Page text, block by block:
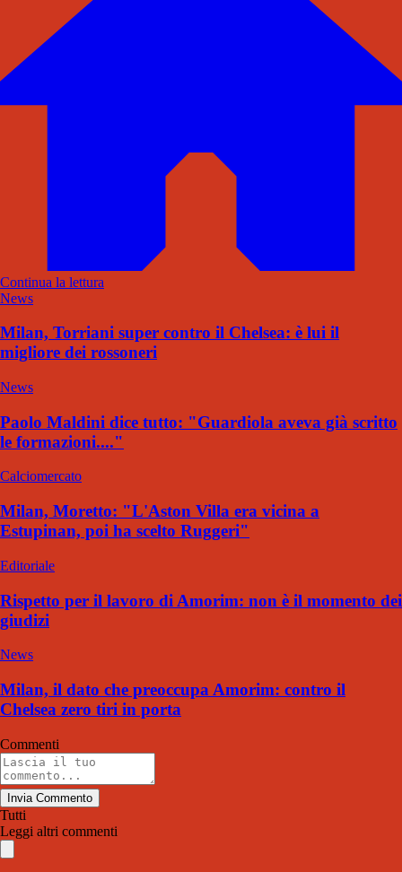
Continua la lettura
News
Milan, Torriani super contro il Chelsea: è lui il
migliore dei rossoneri
News
Paolo Maldini dice tutto: "Guardiola aveva già scritto
le formazioni...."
Calciomercato
Milan, Moretto: "L'Aston Villa era vicina a
Estupinan, poi ha scelto Ruggeri"
Editoriale
Rispetto per il lavoro di Amorim: non è il momento dei
giudizi
News
Milan, il dato che preoccupa Amorim: contro il
Chelsea zero tiri in porta
Commenti
Invia Commento
Tutti
Leggi altri commenti